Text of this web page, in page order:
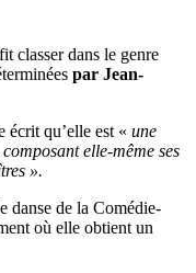
classer dans le genre
par Jean-
écrit qu’elle est « une
elle-même ses
».
danse de la Comédie-
où elle obtient un